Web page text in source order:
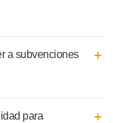
a subvenciones
para